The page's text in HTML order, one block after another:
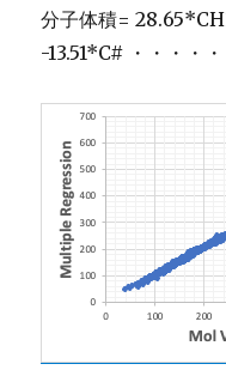
分子体積=
-13.51*C# ・・・・・